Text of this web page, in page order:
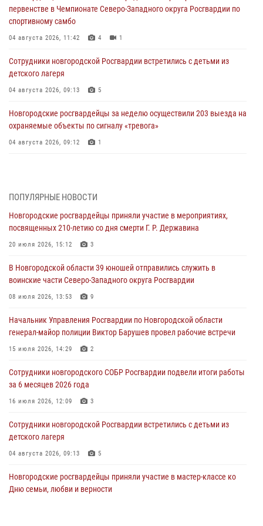
первенстве в Чемпионате Северо-Западного округа Росгвардии по
спортивному самбо
04 августа 2026, 11:42 4 1
Сотрудники новгородской Росгвардии встретились с детьми из
детского лагеря
04 августа 2026, 09:13 5
Новгородские росгвардейцы за неделю осуществили 203 выезда на
охраняемые объекты по сигналу «тревога»
04 августа 2026, 09:12 1
В Великом Новгороде сотрудники центра лицензионно-
разрешительной работы Росгвардии провели телефонную «горячую
30 июля 2026, 14:36 1
Новгородские росгвардейцы рассказали о службе детям из летнего
30 июля 2026, 08:40 5
Новгородские росгвардейцы задержали мужчину
Телесюжет в программе "Новгородское областное телевидение.
Новости часа." от 29 июля 2026 года. Новгородские призывники
29 июля 2026, 12:54 1
ПОПУЛЯРНЫЕ НОВОСТИ
Новгородские росгвардейцы приняли участие в мероприятиях,
посвященных 210-летию со дня смерти Г. Р. Державина
20 июля 2026, 15:12 3
В Новгородской области 39 юношей отправились служить в
воинские части Северо-Западного округа Росгвардии
08 июля 2026, 13:53 9
Начальник Управления Росгвардии по Новгородской области
генерал-майор полиции Виктор Барушев провел рабочие встречи
15 июля 2026, 14:29 2
Сотрудники новгородского СОБР Росгвардии подвели итоги работы
за 6 месяцев 2026 года
16 июля 2026, 12:09 3
Сотрудники новгородской Росгвардии встретились с детьми из
детского лагеря
04 августа 2026, 09:13 5
Новгородские росгвардейцы приняли участие в мастер-классе ко
Дню семьи, любви и верности